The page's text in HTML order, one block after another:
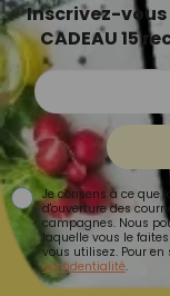
Inscrivez-vous
CADEAU 15
Je consens à ce que
d'ouverture des
campagnes. Nous
laquelle vous le
vous utilisez. Pour
confidentialité.